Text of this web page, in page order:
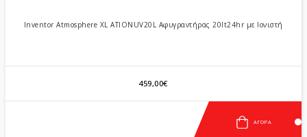
Inventor Atmosphere XL ATIONUV20L Αφυγραντήρας 20lt24hr με Ιονιστή
459,00€
ΑΓΟΡΆ